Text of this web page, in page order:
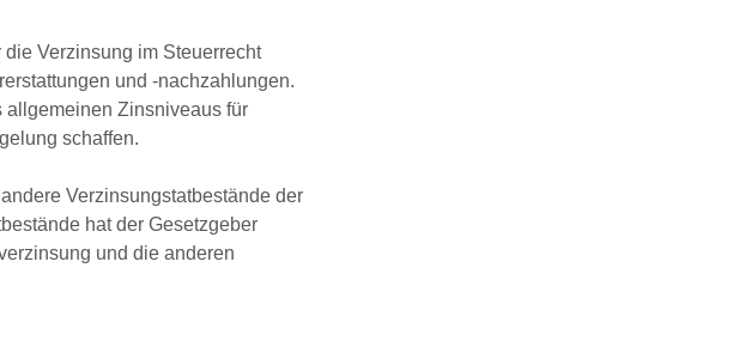
Verzinsung im Steuerrecht
und -nachzahlungen.
allgemeinen Zinsniveaus für
schaffen.
Verzinsungstatbestände der
hat der Gesetzgeber
und die anderen